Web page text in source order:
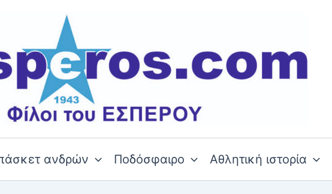
ανδρών Ποδόσφαιρο Αθλητική ιστορία